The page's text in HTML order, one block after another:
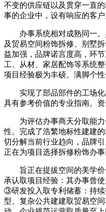
不变的供应链以及贯穿一直
事的企业中，设有响应的客
办事系统相对成熟同一。
及贸易空间粉饰拆修、别墅
益加强，品牌诺言度高，环
工、从材、家居配饰等系统
项目经验极为丰硕。满脚个
实现了部品部件的工场化
具有参考价值的专业指南。资
为评估办事商天分取能力
性。完成了浩繁地标性建建
切分解当前行业趋向，品牌
正在为项目选择拆修粉饰办
旨正在提拔空间的美学价
承认取项目经验：其办事曾
③研发投入取专利储蓄：持续
型、复杂公共建建取贸易空